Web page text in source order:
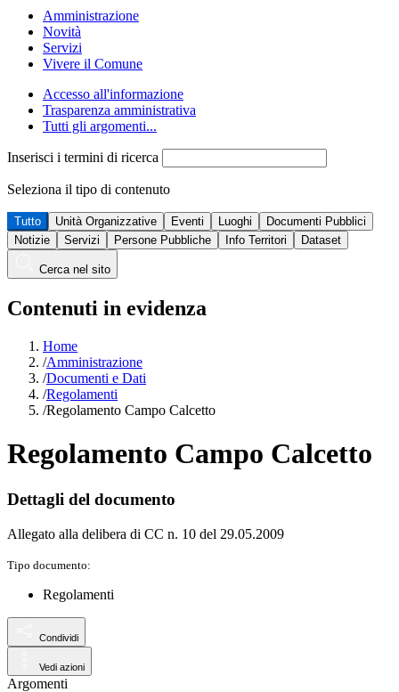
Amministrazione
Novità
Servizi
Vivere il Comune
Accesso all'informazione
Trasparenza amministrativa
Tutti gli argomenti...
Inserisci i termini di ricerca
Seleziona il tipo di contenuto
Tutto Unità Organizzative Eventi Luoghi
Documenti Pubblici
Notizie
Servizi Persone Pubbliche Info Territori Dataset
Cerca nel sito
Contenuti in evidenza
Home
/Amministrazione
/Documenti e Dati
/Regolamenti
/Regolamento Campo Calcetto
Regolamento Campo Calcetto
Dettagli del documento
Allegato alla delibera di CC n. 10 del 29.05.2009
Tipo documento:
Regolamenti
Condividi
Vedi azioni
Argomenti